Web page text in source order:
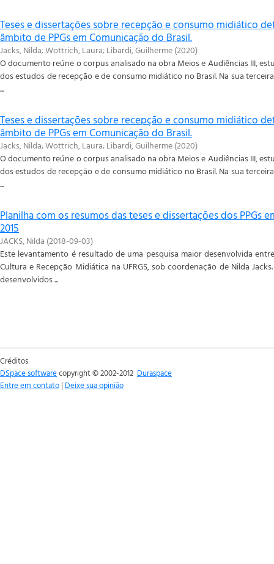
Teses e dissertações sobre recepção e consumo midiático
âmbito de PPGs em Comunicação do Brasil.
Jacks, Nilda;Wottrich, Laura;Libardi, Guilherme(2020)
O documento reúne o corpus analisado na obra Meios e Audiências III,
dos estudos de recepção e de consumo midiático no Brasil. Na sua
...
Teses e dissertações sobre recepção e consumo midiático
âmbito de PPGs em Comunicação do Brasil.
Jacks, Nilda;Wottrich, Laura;Libardi, Guilherme(2020)
O documento reúne o corpus analisado na obra Meios e Audiências III,
dos estudos de recepção e de consumo midiático no Brasil. Na sua
...
Planilha com os resumos das teses e dissertações dos PPGs
2015
JACKS, Nilda (2018-09-03)
Este levantamento é resultado de uma pesquisa maior desenvolvida
Cultura e Recepção Midiática na UFRGS, sob coordenação de Nilda
desenvolvidos ...
Créditos
DSpace softwarecopyright © 2002-2012 Duraspace
Entre em contato | Deixe sua opinião